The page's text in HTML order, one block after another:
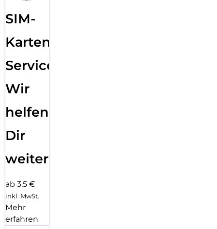
SIM-
Karten
Service:
Wir
helfen
Dir
weiter
ab 3,5 €
inkl. MwSt.
Mehr
erfahren